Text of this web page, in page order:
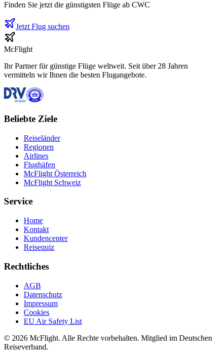
Finden Sie jetzt die günstigsten Flüge ab CWC
Jetzt Flug suchen
McFlight
Ihr Partner für günstige Flüge weltweit. Seit über 28 Jahren
vermitteln wir Ihnen die besten Flugangebote.
Beliebte Ziele
Reiseländer
Regionen
Airlines
Flughäfen
McFlight Österreich
McFlight Schweiz
Service
Home
Kontakt
Kundencenter
Reisequiz
Rechtliches
AGB
Datenschutz
Impressum
Cookies
EU Air Safety List
© 2026 McFlight. Alle Rechte vorbehalten. Mitglied im Deutschen
Reiseverband.